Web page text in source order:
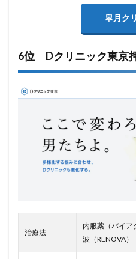
皐月ク
6位 Dクリニック東京
治療法
内服薬（バイア
波（RENOVA）